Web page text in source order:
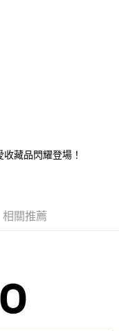
商業銀行
藏品閃耀登場！
相關推薦